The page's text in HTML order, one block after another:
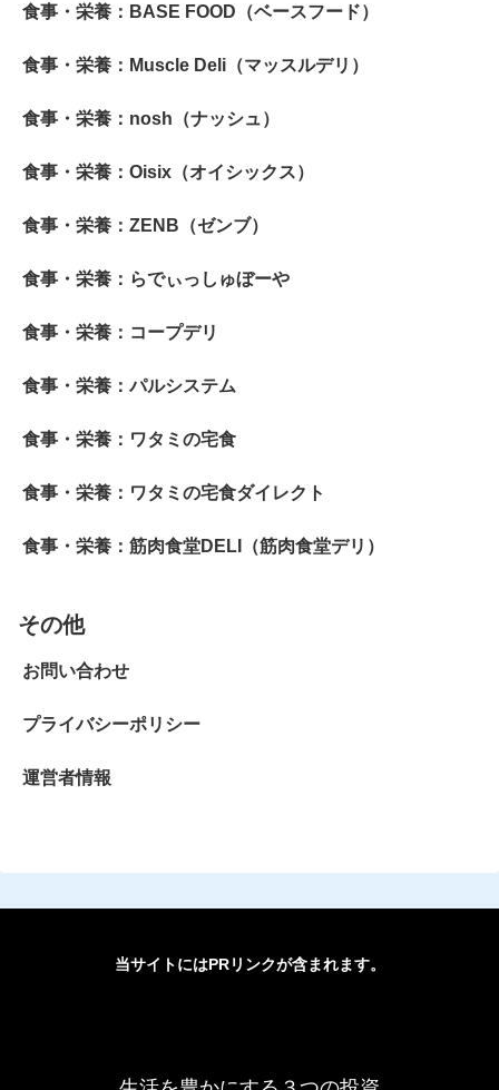
食事・栄養：BASE FOOD（ベースフード）
食事・栄養：Muscle Deli（マッスルデリ）
食事・栄養：nosh（ナッシュ）
食事・栄養：Oisix（オイシックス）
食事・栄養：ZENB（ゼンブ）
食事・栄養：らでぃっしゅぼーや
食事・栄養：コープデリ
食事・栄養：パルシステム
食事・栄養：ワタミの宅食
食事・栄養：ワタミの宅食ダイレクト
食事・栄養：筋肉食堂DELI（筋肉食堂デリ）
その他
お問い合わせ
プライバシーポリシー
運営者情報
当サイトにはPRリンクが含まれます。